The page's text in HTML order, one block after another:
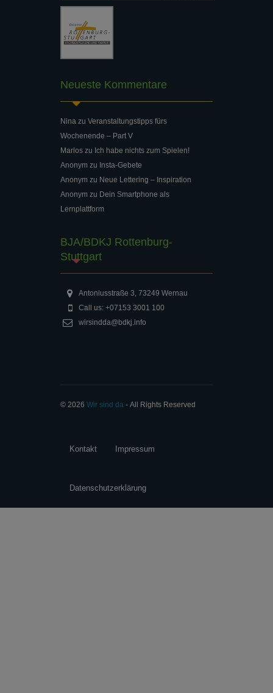
Neueste Kommentare
Nina zu Veranstaltungstipps fürs
Wochenende – Part V
Marios zu Ich habe nichts zum Spielen!
Anonym zu Insta-Gebete
Anonym zu Neue Lettering – Inspiration
Anonym zu Dein Smartphone als
Lernplattform
BJA/BDKJ Rottenburg-
Stuttgart
Antoniusstraße 3, 73249 Wernau
Call us: +07153 3001 100
wirsindda@bdkj.info
© 2026 Wir sind da ‐ All Rights Reserved
Kontakt Impressum
Datenschutzerklärung